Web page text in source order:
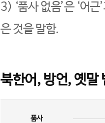
3) ‘품사 없음’은 ‘어
은 것을 말함.
북한어, 방언, 옛말
품사